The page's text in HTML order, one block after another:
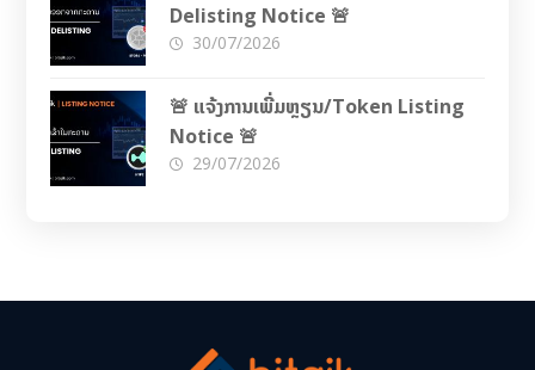
Delisting Notice 🚨
30/07/2026
🚨 ແຈ້ງການເພີ່ມຫຼຽນ/Token Listing
Notice 🚨
29/07/2026